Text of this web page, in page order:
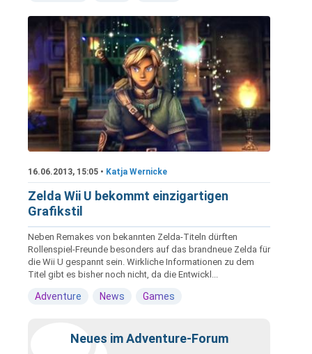
16.06.2013, 15:05 • Katja Wernicke
Zelda Wii U bekommt einzigartigen
Grafikstil
Neben Remakes von bekannten Zelda-Titeln dürften
Rollenspiel-Freunde besonders auf das brandneue Zelda für
die Wii U gespannt sein. Wirkliche Informationen zu dem
Titel gibt es bisher noch nicht, da die Entwickl...
Adventure News Games
Neues im Adventure-Forum